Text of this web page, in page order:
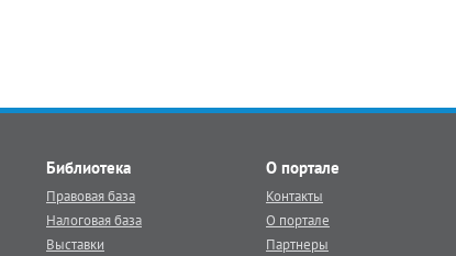
Библиотека
Правовая база
Налоговая база
Выставки
О портале
Контакты
О портале
Партнеры